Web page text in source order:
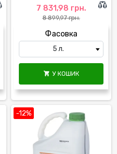
7 831,98 грн.
8 899,97 грн.
Фасовка
 У КОШИК
-12%